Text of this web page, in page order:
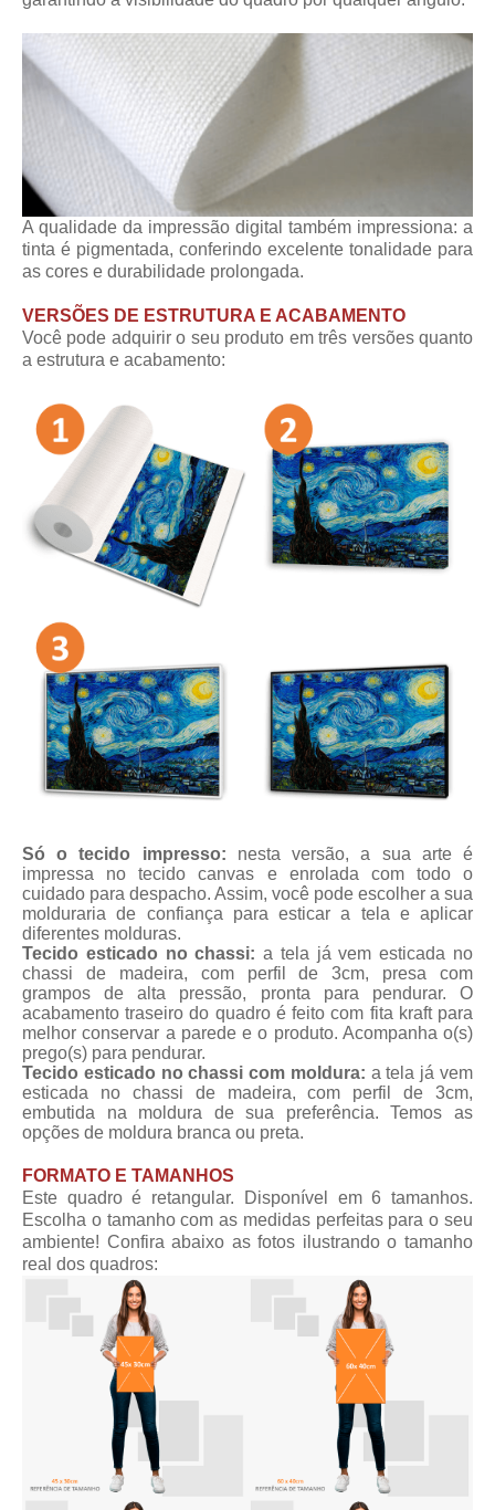
A qualidade da impressão digital também impressiona: a
tinta é pigmentada, conferindo excelente tonalidade para
as cores e durabilidade prolongada.
VERSÕES DE ESTRUTURA E ACABAMENTO
Você pode adquirir o seu produto em três versões quanto
a estrutura e acabamento:
Só o tecido impresso: nesta versão, a sua arte é
impressa no tecido canvas e enrolada com todo o
cuidado para despacho. Assim, você pode escolher a sua
molduraria de confiança para esticar a tela e aplicar
diferentes molduras.
Tecido esticado no chassi: a tela já vem esticada no
chassi de madeira, com perfil de 3cm, presa com
grampos de alta pressão, pronta para pendurar. O
acabamento traseiro do quadro é feito com fita kraft para
melhor conservar a parede e o produto. Acompanha o(s)
prego(s) para pendurar.
Tecido esticado no chassi com moldura: a tela já vem
esticada no chassi de madeira, com perfil de 3cm,
embutida na moldura de sua preferência. Temos as
opções de moldura branca ou preta.
FORMATO E TAMANHOS
Este quadro é retangular. Disponível em 6 tamanhos.
Escolha o tamanho com as medidas perfeitas para o seu
ambiente! Confira abaixo as fotos ilustrando o tamanho
real dos quadros: